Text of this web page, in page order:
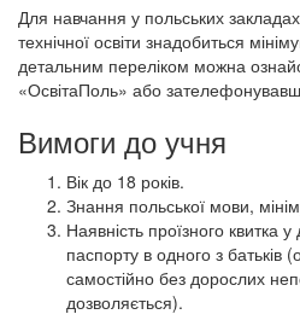
Для навчання у польських
технічної освіти знадобиться
детальним переліком можна
«ОсвітаПоль» або
Вимоги до учня
Вік до 18 років.
Знання польської мови,
Наявність проїзного квитка
паспорту в одного з батьків
самостійно без дорослих
дозволяється).